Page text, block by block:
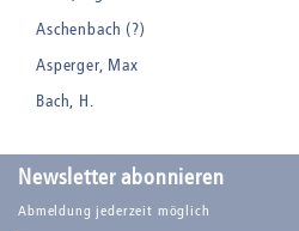
Aschenbach (?)
Asperger, Max
Bach, H.
Balden, Theo , eigentlich Otto Koehler
Balden-Wolff, Annemarie
Newsletter abonnieren
Abmeldung jederzeit möglich